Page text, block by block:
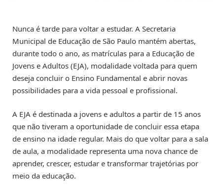
Nunca é tarde para voltar a estudar. A Secretaria
Municipal de Educação de São Paulo mantém abertas,
durante todo o ano, as matrículas para a Educação de
Jovens e Adultos (EJA), modalidade voltada para quem
deseja concluir o Ensino Fundamental e abrir novas
possibilidades para a vida pessoal e profissional.
A EJA é destinada a jovens e adultos a partir de 15 anos
que não tiveram a oportunidade de concluir essa etapa
de ensino na idade regular. Mais do que voltar para a sala
de aula, a modalidade representa uma nova chance de
aprender, crescer, estudar e transformar trajetórias por
meio da educação.